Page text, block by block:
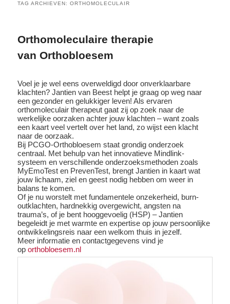
TAG ARCHIEVEN:ORTHOMOLECULAIR
Orthomoleculaire therapie
van Orthobloesem
Voel je je wel eens overweldigd door onverklaarbare
klachten? Jantien van Beest helpt je graag op weg naar
een gezonder en gelukkiger leven! Als ervaren
orthomoleculair therapeut gaat zij op zoek naar de
werkelijke oorzaken achter jouw klachten – want zoals
een kaart veel vertelt over het land, zo wijst een klacht
naar de oorzaak.
Bij PCGO-Orthobloesem staat grondig onderzoek
centraal. Met behulp van het innovatieve Mindlink-
systeem en verschillende onderzoeksmethoden zoals
MyEmoTest en PrevenTest, brengt Jantien in kaart wat
jouw lichaam, ziel en geest nodig hebben om weer in
balans te komen.
Of je nu worstelt met fundamentele onzekerheid, burn-
outklachten, hardnekkig overgewicht, angsten na
trauma’s, of je bent hooggevoelig (HSP) – Jantien
begeleidt je met warmte en expertise op jouw persoonlijke
ontwikkelingsreis naar een welkom thuis in jezelf.
Meer informatie en contactgegevens vind je
oporthobloesem.nl